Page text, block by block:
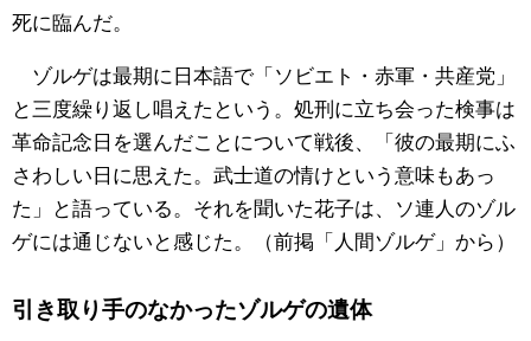
死に臨んだ。
ゾルゲは最期に日本語で「ソビエト・赤軍・共産党」
と三度繰り返し唱えたという。処刑に立ち会った検事は
革命記念日を選んだことについて戦後、「彼の最期にふ
さわしい日に思えた。武士道の情けという意味もあっ
た」と語っている。それを聞いた花子は、ソ連人のゾル
ゲには通じないと感じた。（前掲「人間ゾルゲ」から）
引き取り手のなかったゾルゲの遺体